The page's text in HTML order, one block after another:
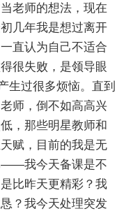
老师的想法，现在
几年我是想过离开
直认为自己不适合
很失败，是领导眼
生过很多烦恼。直到
师，倒不如高高兴
，那些明星教师和
赋，目前的我是无
——我今天备课是不
比昨天更精彩？我
？我今天处理突发